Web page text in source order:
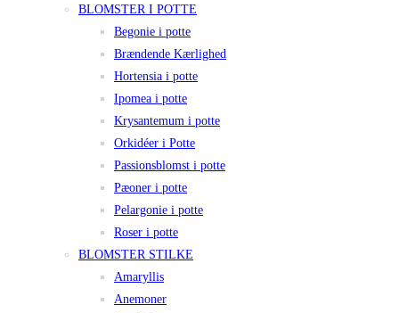
BLOMSTER I POTTE
Begonie i potte
Brændende Kærlighed
Hortensia i potte
Ipomea i potte
Krysantemum i potte
Orkidéer i Potte
Passionsblomst i potte
Pæoner i potte
Pelargonie i potte
Roser i potte
BLOMSTER STILKE
Amaryllis
Anemoner